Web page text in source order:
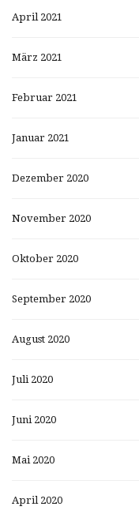
April 2021
März 2021
Februar 2021
Januar 2021
Dezember 2020
November 2020
Oktober 2020
September 2020
August 2020
Juli 2020
Juni 2020
Mai 2020
April 2020